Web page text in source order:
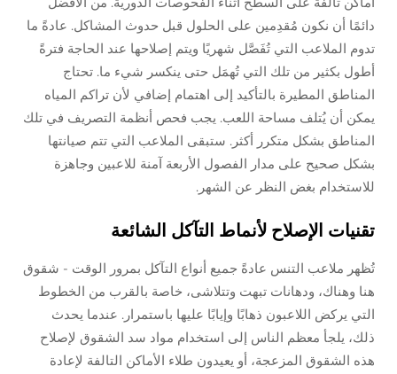
دائمًا أن نكون مُقدِمين على الحلول قبل حدوث المشاكل. عادةً ما
تدوم الملاعب التي تُفَصَّل شهريًا ويتم إصلاحها عند الحاجة فترةً
أطول بكثير من تلك التي تُهمَل حتى ينكسر شيء ما. تحتاج
المناطق المطيرة بالتأكيد إلى اهتمام إضافي لأن تراكم المياه
يمكن أن يُتلف مساحة اللعب. يجب فحص أنظمة التصريف في تلك
المناطق بشكل متكرر أكثر. ستبقى الملاعب التي تتم صيانتها
بشكل صحيح على مدار الفصول الأربعة آمنة للاعبين وجاهزة
للاستخدام بغض النظر عن الشهر.
تقنيات الإصلاح لأنماط التآكل الشائعة
تُظهر ملاعب التنس عادةً جميع أنواع التآكل بمرور الوقت - شقوق
هنا وهناك، ودهانات تبهت وتتلاشى، خاصة بالقرب من الخطوط
التي يركض اللاعبون ذهابًا وإيابًا عليها باستمرار. عندما يحدث
ذلك، يلجأ معظم الناس إلى استخدام مواد سد الشقوق لإصلاح
هذه الشقوق المزعجة، أو يعيدون طلاء الأماكن التالفة لإعادة